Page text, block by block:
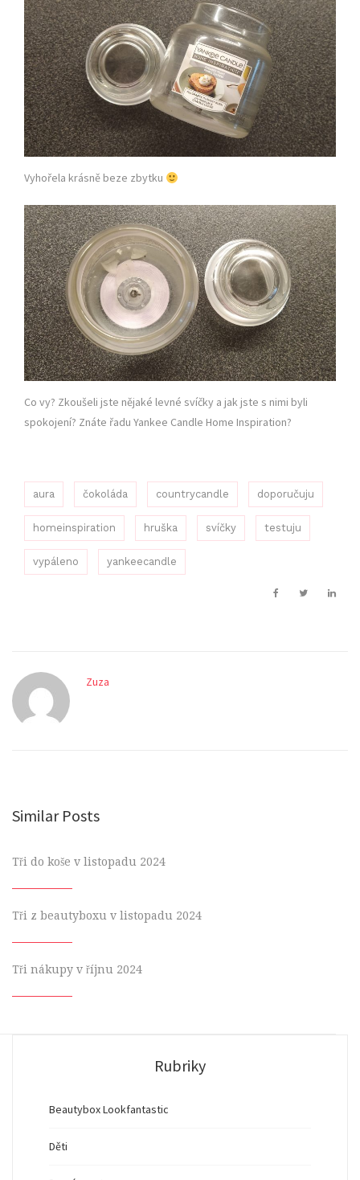
Vyhořela krásně beze zbytku
Co vy? Zkoušeli jste nějaké levné svíčky a jak jste s nimi byli
spokojení? Znáte řadu Yankee Candle Home Inspiration?
aura čokoláda countrycandle doporučuju
homeinspiration hruška svíčky testuju
vypáleno yankeecandle
Zuza
Similar Posts
Tři do koše v listopadu 2024
Tři z beautyboxu v listopadu 2024
Tři nákupy v říjnu 2024
Rubriky
Beautybox Lookfantastic
Děti